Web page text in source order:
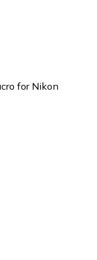
for Nikon